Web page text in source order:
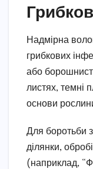
Надмірна
грибкових
або
листях, темні
основи
Для боротьби
ділянки,
(наприклад,